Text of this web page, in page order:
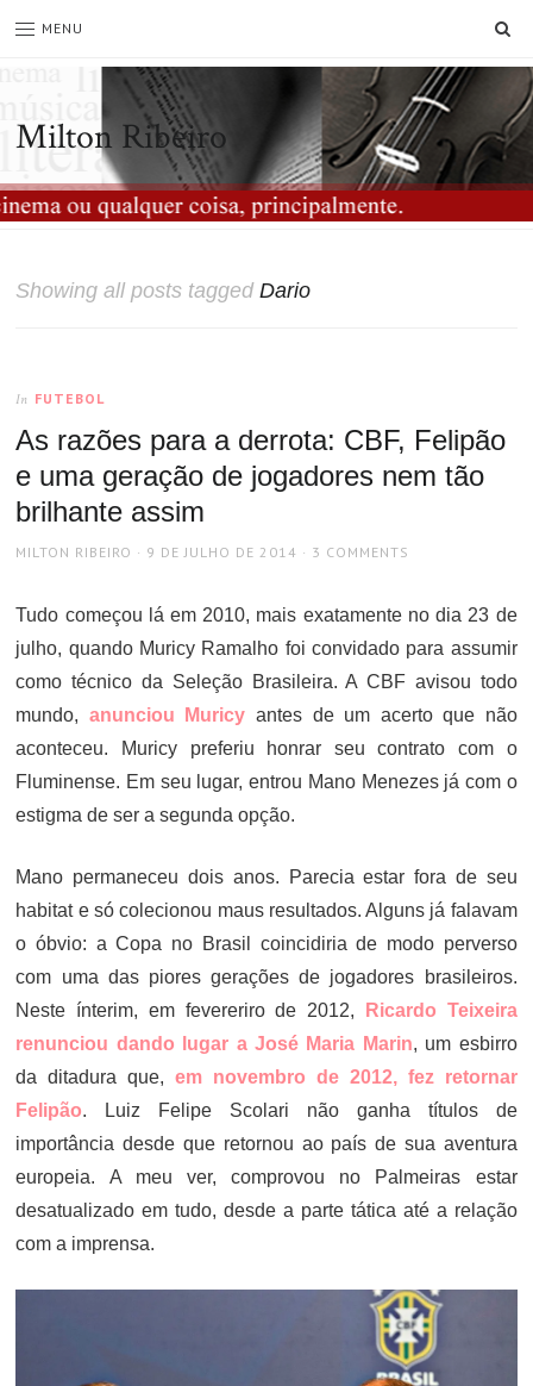
MENU
Milton Ribeiro
Showing all posts taggedDario
In FUTEBOL
As razões para a derrota: CBF, Felipão
e uma geração de jogadores nem tão
brilhante assim
AUTHOR
MILTON RIBEIRO
POSTED
9 DE JULHO DE 2014 3 COMMENTS
Tudo começou lá em 2010, mais exatamente no dia 23 de
julho, quando Muricy Ramalho foi convidado para assumir
como técnico da Seleção Brasileira. A CBF avisou todo
mundo, anunciou Muricy antes de um acerto que não
aconteceu. Muricy preferiu honrar seu contrato com o
Fluminense. Em seu lugar, entrou Mano Menezes já com o
estigma de ser a segunda opção.
Mano permaneceu dois anos. Parecia estar fora de seu
habitat e só colecionou maus resultados. Alguns já falavam
o óbvio: a Copa no Brasil coincidiria de modo perverso
com uma das piores gerações de jogadores brasileiros.
Neste ínterim, em fevereriro de 2012,
Ricardo Teixeira
renunciou dando lugar a José Maria Marin, um esbirro
da ditadura que,em novembro de 2012, fez retornar
Felipão. Luiz Felipe Scolari não ganha títulos de
importância desde que retornou ao país de sua aventura
europeia. A meu ver, comprovou no Palmeiras estar
desatualizado em tudo, desde a parte tática até a relação
com a imprensa.